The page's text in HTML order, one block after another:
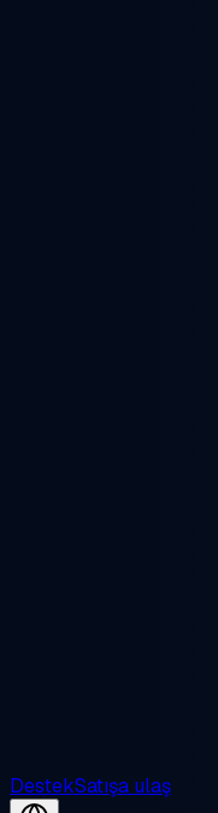
DestekSatışa ulaş